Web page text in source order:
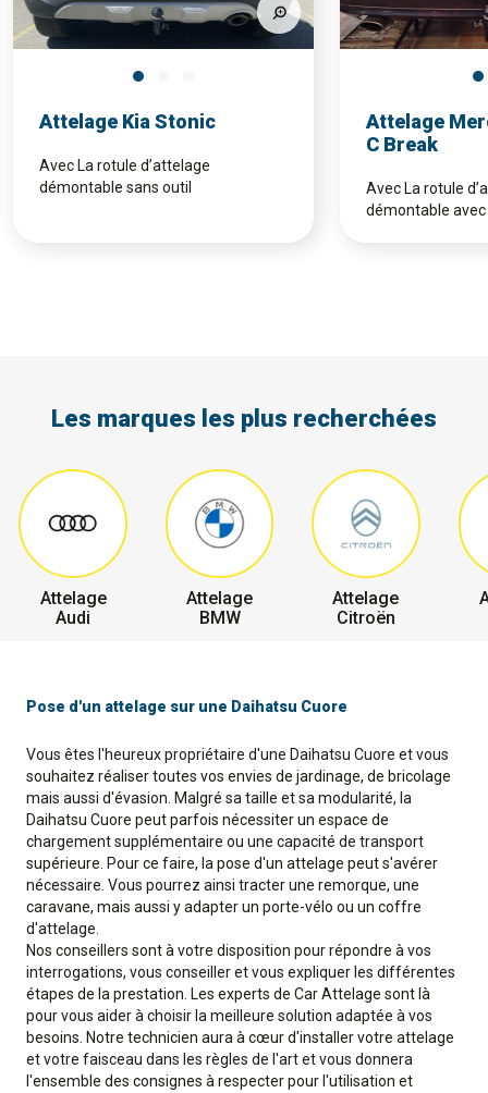
Attelage Kia Stonic
Avec La rotule d’attelage
démontable sans outil
Attelage
C Break
Avec La rotule
démontable
Les marques les plus recherchées
Attelage
Audi
Attelage
BMW
Attelage
Citroën
Pose d'un attelage sur une Daihatsu Cuore
Vous êtes l'heureux propriétaire d'une Daihatsu Cuore et vous
souhaitez réaliser toutes vos envies de jardinage, de bricolage
mais aussi d'évasion. Malgré sa taille et sa modularité, la
Daihatsu Cuore peut parfois nécessiter un espace de
chargement supplémentaire ou une capacité de transport
supérieure. Pour ce faire, la pose d'un attelage peut s'avérer
nécessaire. Vous pourrez ainsi tracter une remorque, une
caravane, mais aussi y adapter un porte-vélo ou un coffre
d'attelage.
Nos conseillers sont à votre disposition pour répondre à vos
interrogations, vous conseiller et vous expliquer les différentes
étapes de la prestation. Les experts de Car Attelage sont là
pour vous aider à choisir la meilleure solution adaptée à vos
besoins. Notre technicien aura à cœur d'installer votre attelage
et votre faisceau dans les règles de l'art et vous donnera
l'ensemble des consignes à respecter pour l'utilisation et